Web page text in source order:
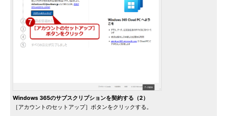
Windows 365のサブスクリプションを契約する（2）
［アカウントのセットアップ］ボタンをクリックする。